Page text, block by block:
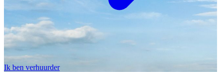
Ik ben verhuurder